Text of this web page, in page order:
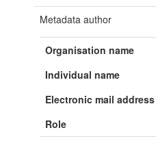
Metadata author
Organisation name
Individual name
Electronic mail address
Role